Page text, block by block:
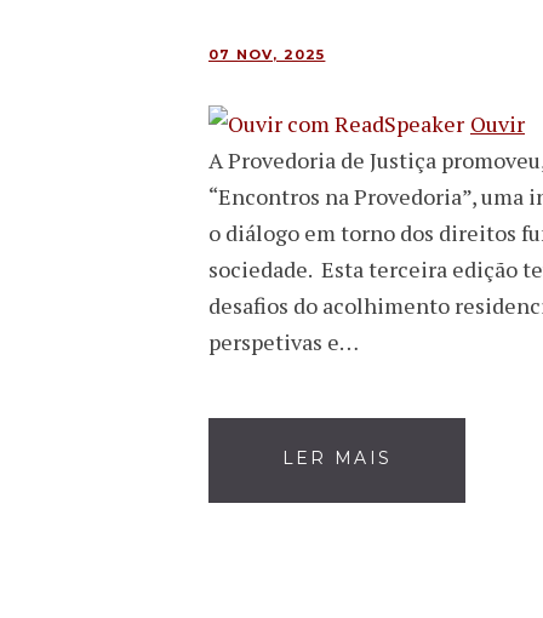
07 NOV, 2025
Ouvir
A Provedoria de Justiça
“Encontros na Provedoria”,
o diálogo em torno dos direitos
sociedade. Esta terceira edição
desafios do acolhimento
perspetivas e…
LER MAIS